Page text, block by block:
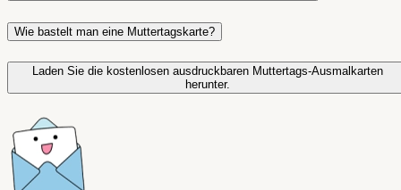
Wie bastelt man eine Muttertagskarte?
Laden Sie die kostenlosen ausdruckbaren Muttertags-Ausmalkarten
herunter.